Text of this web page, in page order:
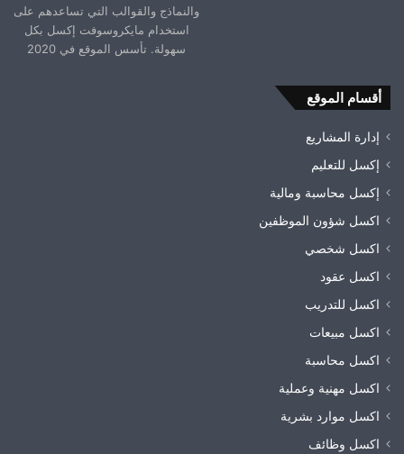
والنماذج والقوالب التي تساعدهم على
استخدام مايكروسوفت إكسل بكل
سهولة. تأسس الموقع في 2020
أقسام الموقع
إدارة المشاريع
إكسل للتعليم
إكسل محاسبة ومالية
اكسل شؤون الموظفين
اكسل شخصي
اكسل عقود
اكسل للتدريب
اكسل مبيعات
اكسل محاسبة
اكسل مهنية وعملية
اكسل موارد بشرية
اكسل وظائف